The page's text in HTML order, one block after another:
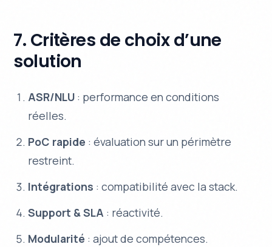
7. Critères de choix d’une
solution
ASR/NLU : performance en conditions
réelles.
PoC rapide : évaluation sur un périmètre
restreint.
Intégrations : compatibilité avec la stack.
Support & SLA : réactivité.
Modularité : ajout de compétences.